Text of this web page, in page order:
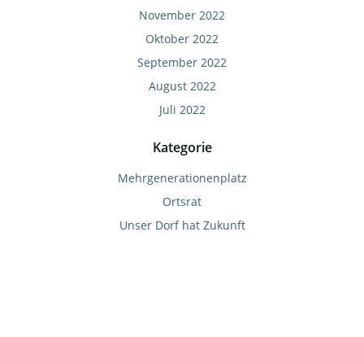
November 2022
Oktober 2022
September 2022
August 2022
Juli 2022
Kategorie
Mehrgenerationenplatz
Ortsrat
Unser Dorf hat Zukunft